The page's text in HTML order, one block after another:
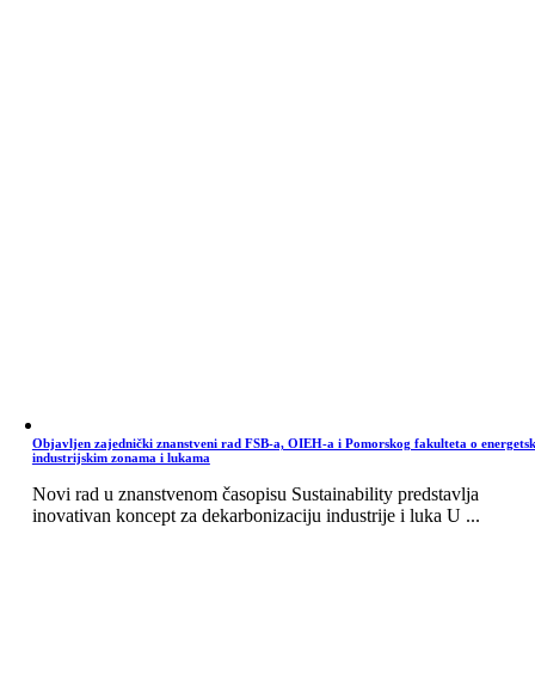
Objavljen zajednički znanstveni rad FSB-a, OIEH-a i Pomorskog fakulteta o
industrijskim zonama i lukama
Novi rad u znanstvenom časopisu Sustainability predstavlja
inovativan koncept za dekarbonizaciju industrije i luka U ...